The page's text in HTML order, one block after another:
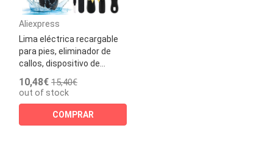
Aliexpress
Lima eléctrica recargable
para pies, eliminador de
callos, dispositivo de...
10,48€ 15,40€
out of stock
COMPRAR